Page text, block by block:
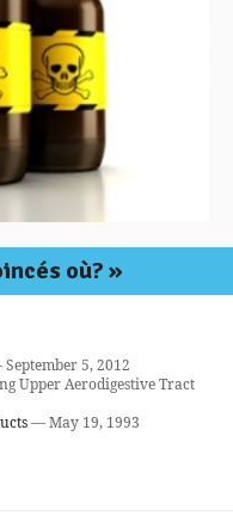
où?
5, 2012
Upper Aerodigestive Tract
— May 19, 1993